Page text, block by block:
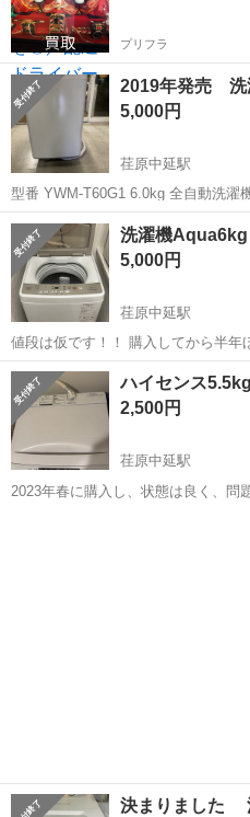
プリフラ
2019年発売
5,000円
荏原中延駅
型番 YWM-T60G1 6.0kg 全自動洗濯機 配送10キロ以内は1000円追加
す！
東京 品川区 荏原中延駅
洗濯機Aqua6kg
5,000円
荏原中延駅
値段は仮です！！ 購入してから半年
た傷や汚れもありません 不要なので
す！ 値段はご相談ください！ よろし
東京 品川区 荏原中延駅
ハイセンス
2,500円
荏原中延駅
2023年春に購入し、状態は良く、問
決まりました